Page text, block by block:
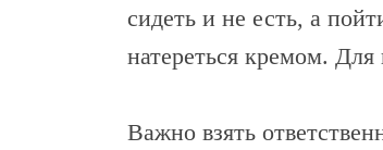
сидеть и не есть, а
натереться кремом. Для
Важно взять